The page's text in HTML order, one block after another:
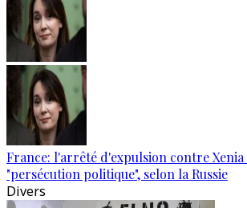
France: l'arrêté d'expulsion contre Xenia
"persécution politique", selon la Russie
Divers